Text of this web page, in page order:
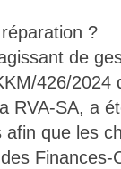
?
de
426/
RVA-SA, a
que les